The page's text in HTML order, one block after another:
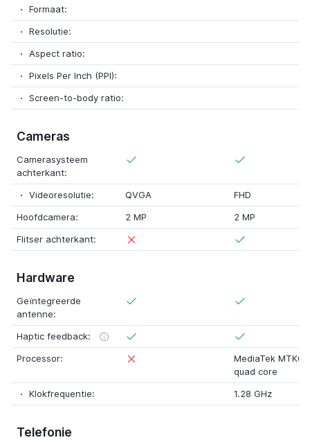
Formaat:
Resolutie:
Aspect ratio:
Pixels Per Inch (PPI):
Screen-to-body ratio:
Cameras
Camerasysteem
achterkant:
Videoresolutie:
QVGA
FHD
Hoofdcamera:
2 MP
2 MP
Flitser achterkant:
Hardware
Geïntegreerde
antenne:
Haptic feedback:
Processor:
MediaTek
quad core
Klokfrequentie:
1.28 GHz
Telefonie